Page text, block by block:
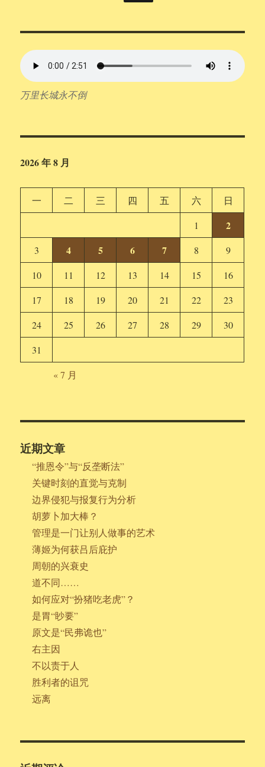
万里长城永不倒
2026 年 8 月
一 二 三 四 五 六
日
1
2
3 4 5 6 7 8
9
10
11 12 13 14 15
16
17
18 19 20 21 22
23
24
25 26 27 28 29
30
31
« 7 月
近期文章
“推恩令”与“反垄断法”
关键时刻的直觉与克制
边界侵犯与报复行为分析
胡萝卜加大棒？
管理是一门让别人做事的艺术
薄姬为何获吕后庇护
周朝的兴衰史
道不同……
如何应对“扮猪吃老虎”？
是胃“眇要”
原文是“民弗诡也”
右主因
不以责于人
胜利者的诅咒
远离